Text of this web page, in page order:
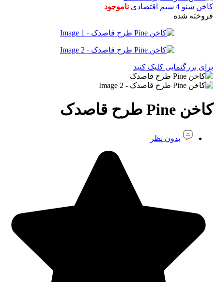
کاخن شنو 4 سیم اقتصادی
ناموجود
فروخته شده
برای بزرگنمایی کلیک کنید
کاخن Pine طرح قاصدک
بدون نظر